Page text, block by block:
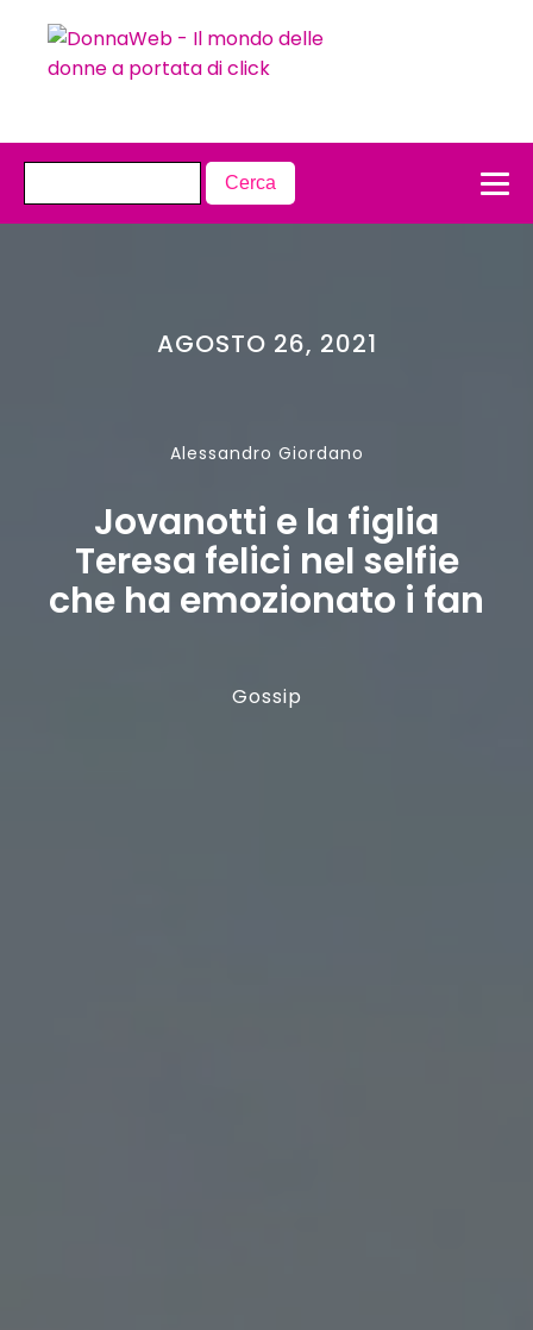
AGOSTO 26, 2021
Alessandro Giordano
Jovanotti e la figlia
Teresa felici nel selfie
che ha emozionato i fan
Gossip